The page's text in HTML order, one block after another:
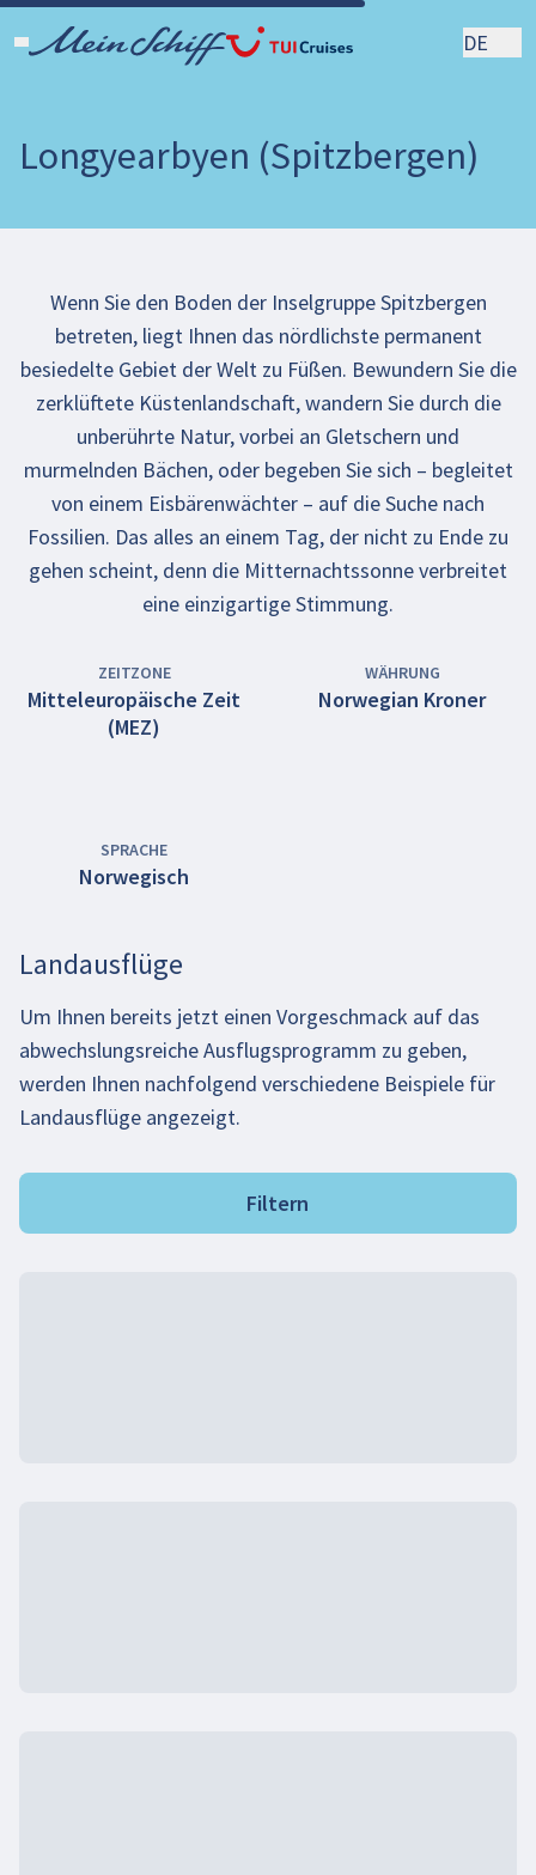
DE
Longyearbyen (Spitzbergen)
Wenn Sie den Boden der Inselgruppe Spitzbergen
betreten, liegt Ihnen das nördlichste permanent
besiedelte Gebiet der Welt zu Füßen. Bewundern Sie die
zerklüftete Küstenlandschaft, wandern Sie durch die
unberührte Natur, vorbei an Gletschern und
murmelnden Bächen, oder begeben Sie sich – begleitet
von einem Eisbärenwächter – auf die Suche nach
Fossilien. Das alles an einem Tag, der nicht zu Ende zu
gehen scheint, denn die Mitternachtssonne verbreitet
eine einzigartige Stimmung.
ZEITZONE
Mitteleuropäische Zeit
(MEZ)
WÄHRUNG
Norwegian Kroner
SPRACHE
Norwegisch
Landausflüge
Um Ihnen bereits jetzt einen Vorgeschmack auf das
abwechslungsreiche Ausflugsprogramm zu geben,
werden Ihnen nachfolgend verschiedene Beispiele für
Landausflüge angezeigt.
Filtern